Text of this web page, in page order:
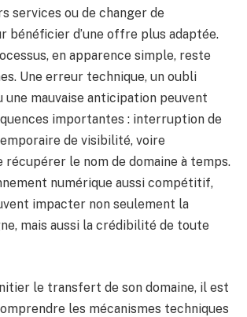
services ou de changer de
bénéficier d’une offre plus adaptée.
en apparence simple, reste
Une erreur technique, un oubli
mauvaise anticipation peuvent
importantes : interruption de
de visibilité, voire
récupérer le nom de domaine à temps.
numérique aussi compétitif,
impacter non seulement la
mais aussi la crédibilité de toute
le transfert de son domaine, il est
les mécanismes techniques